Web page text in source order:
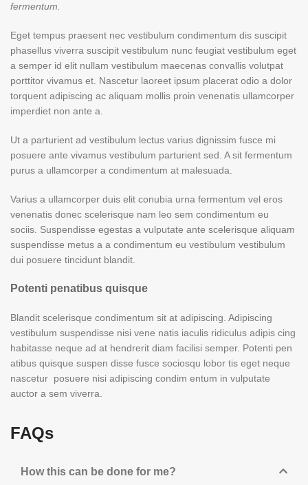
fermentum.
Eget tempus praesent nec vestibulum condimentum dis suscipit
phasellus viverra suscipit vestibulum nunc feugiat vestibulum eget
a semper id elit nullam vestibulum maecenas convallis volutpat
porttitor vivamus et. Nascetur laoreet ipsum placerat odio a dolor
torquent adipiscing ac aliquam mollis proin venenatis ullamcorper
imperdiet non ante a.
Ut a parturient ad vestibulum lectus varius dignissim fusce mi
posuere ante vivamus vestibulum parturient sed. A sit fermentum
purus a ullamcorper a condimentum at malesuada.
Varius a ullamcorper duis elit conubia urna fermentum vel eros
venenatis donec scelerisque nam leo sem condimentum eu
sociis. Suspendisse egestas a vulputate ante scelerisque aliquam
suspendisse metus a a condimentum eu vestibulum vestibulum
dui posuere tincidunt blandit.
Potenti penatibus quisque
Blandit scelerisque condimentum sit at adipiscing. Adipiscing
vestibulum suspendisse nisi vene natis iaculis ridiculus adipis cing
habitasse neque ad at hendrerit diam facilisi semper. Potenti pen
atibus quisque suspen disse fusce sociosqu lobor tis eget neque
nascetur posuere nisi adipiscing condim entum in vulputate
auctor a sem viverra.
FAQs
How this can be done for me?